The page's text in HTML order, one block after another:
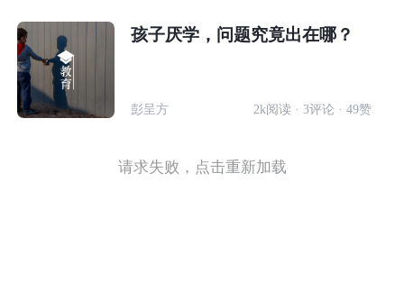
孩子厌学，问题究竟出在哪？
彭呈方 2k阅读 · 3评论 · 49赞
请求失败，点击重新加载